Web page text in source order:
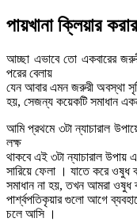
পায়খানা ক্লিয়ার
আচ্ছা এভাবে তো একবারের
পরের বেলায়
যেন আবার এমন জরুরী অবস্থা
হয়, সেজন্য কয়েকটি সমাধান
আমি প্রথমে ৩টা ন্যাচারাল
লক্ষ
থাকবে এই ৩টা ন্যাচারাল উপায়
সারিয়ে ফেলা । যাতে করে ওষুধ
সমাধান না হয়, তখন আমরা
পার্শ্বপতিকৃয়ার গুলো আগে
চলে আসি ।